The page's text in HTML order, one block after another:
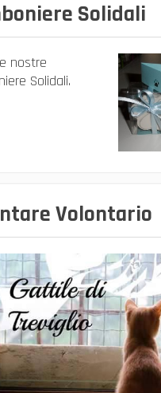
Solidali
nostre
Solidali.
Volontario